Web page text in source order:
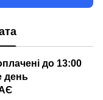
до 13:00
день